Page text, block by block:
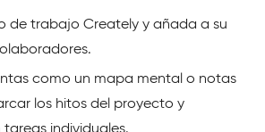
de trabajo Creately y añada a su
como un mapa mental o notas
los hitos del proyecto y